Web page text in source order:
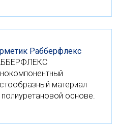
Рабберфлекс
материал
полиуретановой основе.